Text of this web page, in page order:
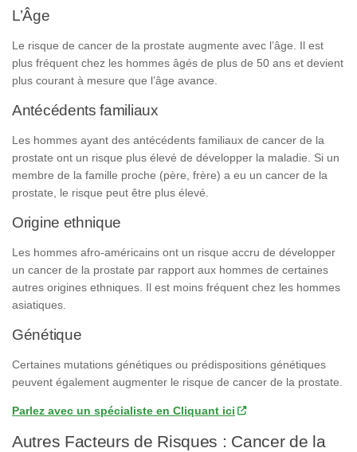
L’Âge
Le risque de cancer de la prostate augmente avec l’âge. Il est
plus fréquent chez les hommes âgés de plus de 50 ans et devient
plus courant à mesure que l’âge avance.
Antécédents familiaux
Les hommes ayant des antécédents familiaux de cancer de la
prostate ont un risque plus élevé de développer la maladie. Si un
membre de la famille proche (père, frère) a eu un cancer de la
prostate, le risque peut être plus élevé.
Origine ethnique
Les hommes afro-américains ont un risque accru de développer
un cancer de la prostate par rapport aux hommes de certaines
autres origines ethniques. Il est moins fréquent chez les hommes
asiatiques.
Génétique
Certaines mutations génétiques ou prédispositions génétiques
peuvent également augmenter le risque de cancer de la prostate.
Parlez avec un spécialiste en Cliquant ici
Autres Facteurs de Risques : Cancer de la